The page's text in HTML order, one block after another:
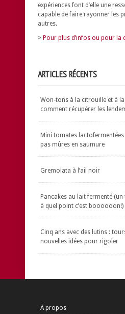
expériences font d’elle une
capable de faire rayonner les
autres.
> Pour plus d’infos ou pour la
ARTICLES RÉCENTS
Won-tons à la citrouille et à
comment récupérer les
Mini tomates lactofermentées
pas mûres en saumure
Gremolata à l’ail noir
Pancakes au lait fermenté
à quel point c’est boooooon!)
Cinq ans avec des lutins :
nouvelles idées pour rigoler
À propos